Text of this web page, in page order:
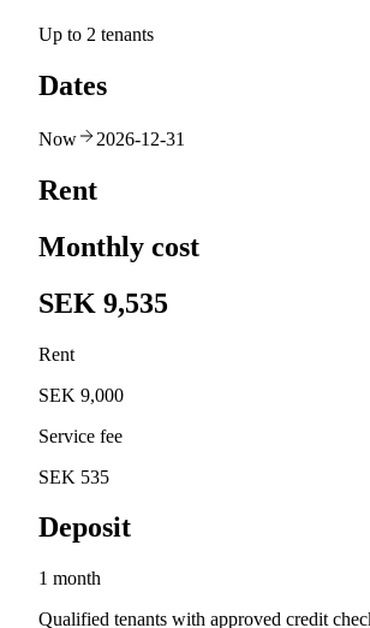
Up to 2 tenants
Dates
Now 2026-12-31
Rent
Monthly cost
SEK 9,535
Rent
SEK 9,000
Service fee
SEK 535
Deposit
1 month
Qualified tenants with approved credit